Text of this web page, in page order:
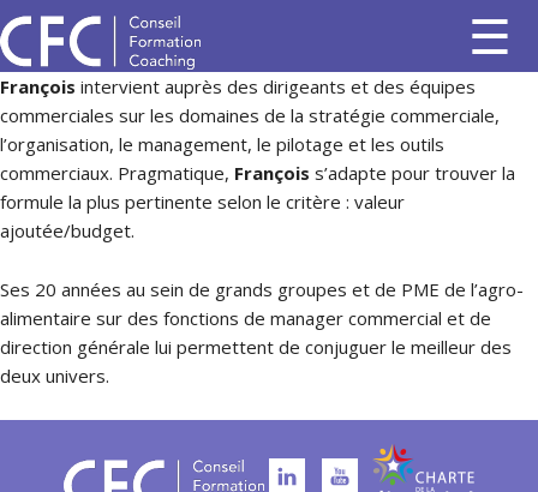
François intervient auprès des dirigeants et des équipes
commerciales sur les domaines de la stratégie commerciale,
l’organisation, le management, le pilotage et les outils
commerciaux. Pragmatique, François s’adapte pour trouver la
formule la plus pertinente selon le critère : valeur
ajoutée/budget.
Ses 20 années au sein de grands groupes et de PME de l’agro-
alimentaire sur des fonctions de manager commercial et de
direction générale lui permettent de conjuguer le meilleur des
deux univers.